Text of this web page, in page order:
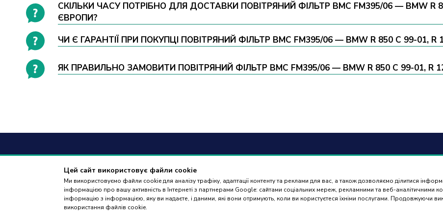
Цей сайт використовує файли cookie
Ми використовуємо файли cookie для аналізу трафіку, адаптації контенту та реклами для вас, а також дозволяємо ділитися
інформацією про вашу активність в Інтернеті з партнерами Google: сайтами соціальних мереж, рекламними та веб-аналітичними
інформацію з інформацією, яку ви надаєте, і даними, які вони отримують, коли ви користуєтеся їхніми послугами. Продовжуючи
використання файлів cookie.
СКІЛЬКИ ЧАСУ ПОТРІБНО ДЛЯ ДОСТАВКИ ПОВІТРЯНИЙ ФІЛЬТР BMC FM395/06 — BMW R
ЄВРОПИ?
ЧИ Є ГАРАНТІЇ ПРИ ПОКУПЦІ ПОВІТРЯНИЙ ФІЛЬТР BMC FM395/06 — BMW R 850 C 99-01, R
ЯК ПРАВИЛЬНО ЗАМОВИТИ ПОВІТРЯНИЙ ФІЛЬТР BMC FM395/06 — BMW R 850 C 99-01, R
+38
дзвінки приймаються в робочі дні з 9:00 до
18:00